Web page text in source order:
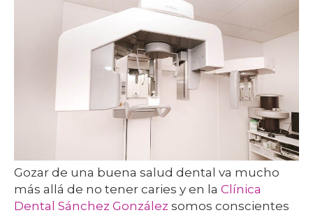
Gozar de una buena salud dental va mucho
más allá de no tener caries y en la Clínica
Dental Sánchez González somos conscientes